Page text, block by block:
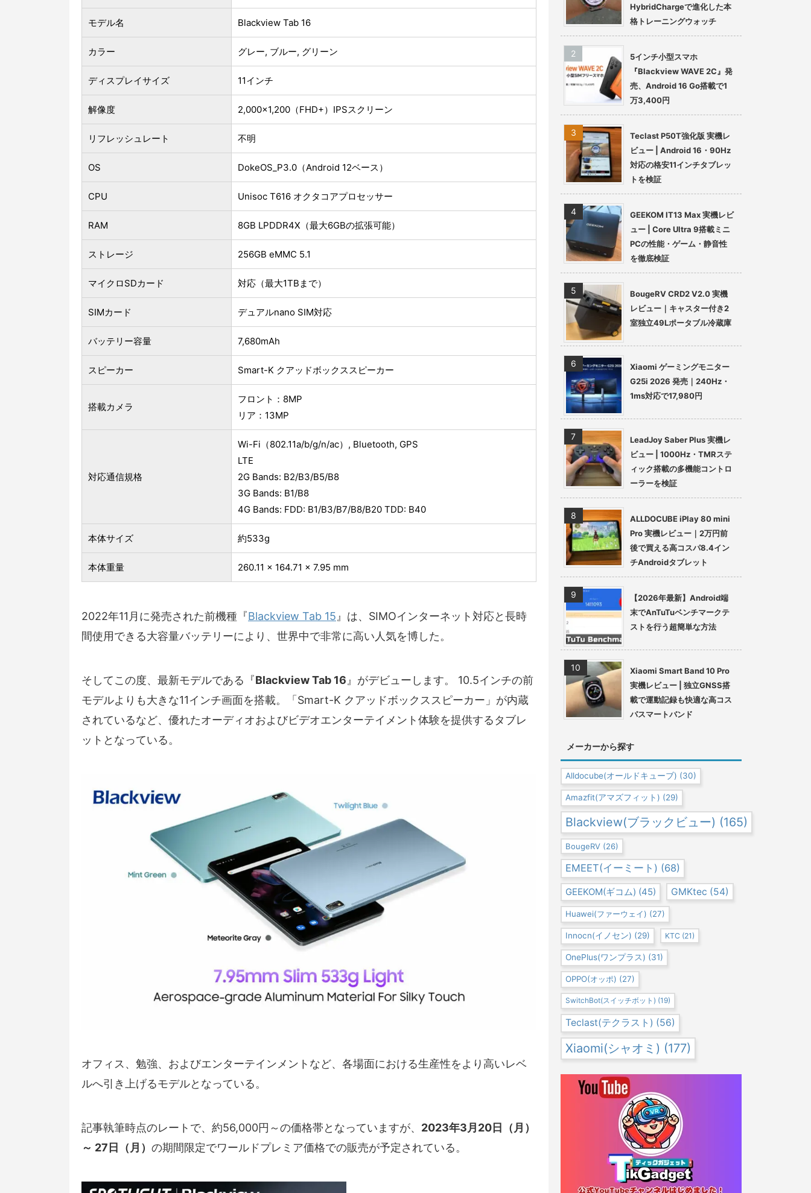
モデル名 Blackview Tab 16
カラー グレー, ブルー, グリーン
ディスプレイサイズ 11インチ
解像度 2,000×1,200（FHD+）IPSスクリーン
リフレッシュレート 不明
OS DokeOS_P3.0（Android 12ベース）
CPU Unisoc T616 オクタコアプロセッサー
RAM 8GB LPDDR4X（最大6GBの拡張可能）
ストレージ 256GB eMMC 5.1
マイクロSDカード 対応（最大1TBまで）
SIMカード デュアルnano SIM対応
バッテリー容量 7,680mAh
スピーカー Smart-K クアッドボックススピーカー
搭載カメラ
フロント：8MP
リア：13MP
対応通信規格
Wi-Fi（802.11a/b/g/n/ac）, Bluetooth, GPS
LTE
2G Bands: B2/B3/B5/B8
3G Bands: B1/B8
4G Bands: FDD: B1/B3/B7/B8/B20 TDD: B40
本体サイズ 約533g
本体重量 260.11 × 164.71 × 7.95 mm
2022年11月に発売された前機種『Blackview Tab 15 』は、SIMOインターネット対応と長時
間使用できる大容量バッテリーにより、世界中で非常に高い人気を博した。
そしてこの度、最新モデルである『Blackview Tab 16 』がデビューします。 10.5インチの前
モデルよりも大きな11インチ画面を搭載。「Smart-K クアッドボックススピーカー」が内蔵
されているなど、優れたオーディオおよびビデオエンターテイメント体験を提供するタブレ
ットとなっている。
オフィス、勉強、およびエンターテインメントなど、各場面における生産性をより高いレベ
ルへ引き上げるモデルとなっている。
記事執筆時点のレートで、約56,000円～の価格帯となっていますが、 2023年3月20日（月）
～ 27日（月） の期間限定でワールドプレミア価格での販売が予定されている。
HybridChargeで進化した本
格トレーニングウォッチ
5インチ小型スマホ
『Blackview WAVE 2C』発
売、Android 16 Go搭載で1
万3,400円
Teclast P50T強化版 実機レ
ビュー | Android 16・90Hz
対応の格安11インチタブレッ
トを検証
GEEKOM IT13 Max 実機レビ
ュー | Core Ultra 9搭載ミニ
PCの性能・ゲーム・静音性
を徹底検証
BougeRV CRD2 V2.0 実機
レビュー｜キャスター付き2
室独立49Lポータブル冷蔵庫
Xiaomi ゲーミングモニター
G25i 2026 発売｜240Hz・
1ms対応で17,980円
LeadJoy Saber Plus 実機レ
ビュー | 1000Hz・TMRステ
ィック搭載の多機能コントロ
ーラーを検証
ALLDOCUBE iPlay 80 mini
Pro 実機レビュー｜2万円前
後で買える高コスパ8.4イン
チAndroidタブレット
【2026年最新】Android端
末でAnTuTuベンチマークテ
ストを行う超簡単な方法
Xiaomi Smart Band 10 Pro
実機レビュー | 独立GNSS搭
載で運動記録も快適な高コス
パスマートバンド
メーカーから探す
Alldocube(オールドキューブ) (30)
Amazfit(アマズフィット) (29)
Blackview(ブラックビュー) (165)
BougeRV (26)
EMEET(イーミート) (68)
GEEKOM(ギコム) (45) GMKtec (54)
Huawei(ファーウェイ) (27)
Innocn(イノセン) (29) KTC (21)
OnePlus(ワンプラス) (31)
OPPO(オッポ) (27)
SwitchBot(スイッチボット) (19)
Teclast(テクラスト) (56)
Xiaomi(シャオミ) (177)